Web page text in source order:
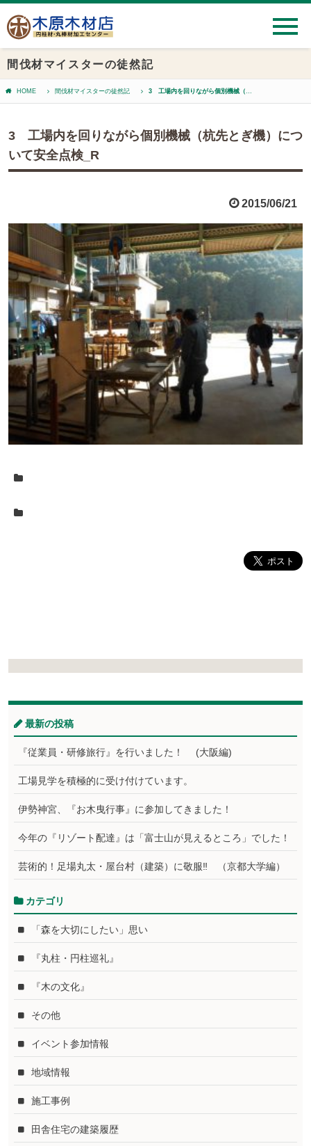
間伐材マイスターの徒然記
HOME 間伐材マイスターの徒然記 3 工場内を回りながら個別機械（杭先とぎ機）について安全点検_R
3 工場内を回りながら個別機械（杭先とぎ機）につ
いて安全点検_R
2015/06/21
最新の投稿
『従業員・研修旅行』を行いました！ (大阪編)
工場見学を積極的に受け付けています。
伊勢神宮、『お木曳行事』に参加してきました！
今年の『リゾート配達』は「富士山が見えるところ」でした！
芸術的！足場丸太・屋台村（建築）に敬服‼ （京都大学編）
カテゴリ
「森を大切にしたい」思い
『丸柱・円柱巡礼』
『木の文化』
その他
イベント参加情報
地域情報
施工事例
田舎住宅の建築履歴